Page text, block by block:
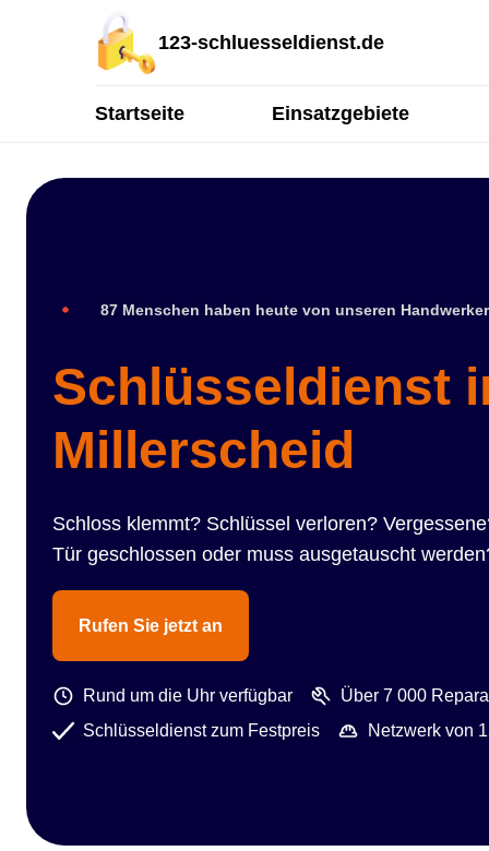
123-schluesseldienst.de
Startseite Einsatzgebiete
87 Menschen haben heute von unseren
Schlüsseldienst
Millerscheid
Schloss klemmt? Schlüssel verloren?
Tür geschlossen oder muss ausgetauscht
Rufen Sie jetzt an
Rund um die Uhr verfügbar
Über 7 000
Schlüsseldienst zum Festpreis
Netzwerk von